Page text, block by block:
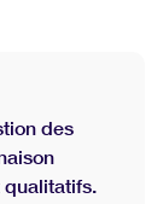
des